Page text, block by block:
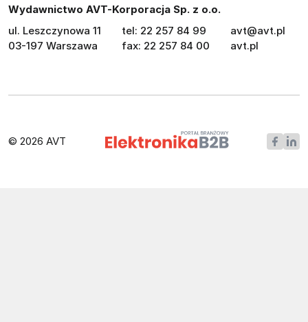
Wydawnictwo AVT-Korporacja Sp. z o.o.
ul. Leszczynowa 11
03-197 Warszawa
tel: 22 257 84 99
fax: 22 257 84 00
avt@avt.pl
avt.pl
© 2026 AVT